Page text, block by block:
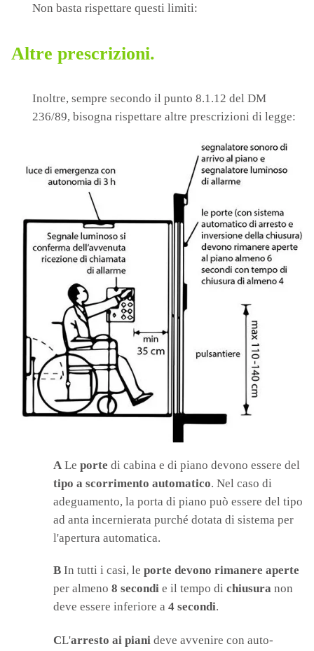
Non basta rispettare questi limiti:
Altre prescrizioni.
Inoltre, sempre secondo il punto 8.1.12 del DM
236/89, bisogna rispettare altre prescrizioni di legge:
A Le porte di cabina e di piano devono essere del
tipo a scorrimento automatico. Nel caso di
adeguamento, la porta di piano può essere del tipo
ad anta incernierata purché dotata di sistema per
l'apertura automatica.
B In tutti i casi, le porte devono rimanere aperte
per almeno 8 secondi e il tempo di chiusura non
deve essere inferiore a 4 secondi.
CL'arresto ai piani deve avvenire con auto-